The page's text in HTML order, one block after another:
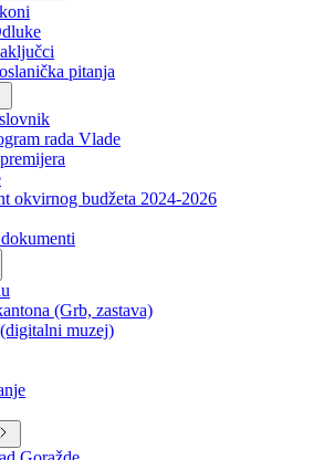
rada Skupštine
2026
pitanja
rada Vlade
okvirnog budžeta 2024-2026
(Grb, zastava)
muzej)